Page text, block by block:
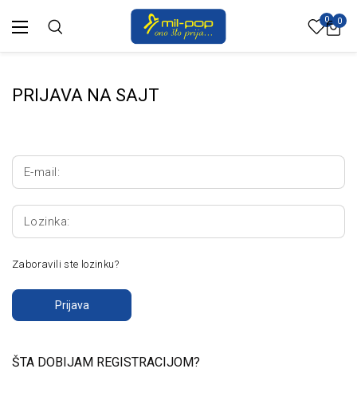
0 0
PRIJAVA NA SAJT
E-mail:
Lozinka:
Zaboravili ste lozinku?
Prijava
ŠTA DOBIJAM REGISTRACIJOM?